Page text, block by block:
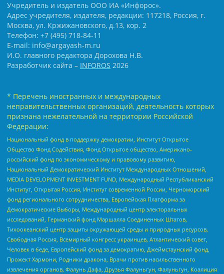
Учредитель и издатель ООО ИА «Инфорос».
Адрес учредителя, издателя, редакции: 117218, Россия, г.
Москва, ул. Кржижановского, д.13, кор. 2
Телефон: +7 (495) 718-84-11
E-mail: info@argayash-m.ru
И.О. главного редактора Дорохова Н.В.
Разработчик сайта – INFOROS 2026
* Перечень иностранных и международных
неправительственных организаций, деятельность которых
признана нежелательной на территории Российской
Федерации:
Национальный фонд в поддержку демократии, Институт Открытое
Общество Фонд Содействия, Фонд Открытое общество, Американо-
российский фонд по экономическому и правовому развитию,
Национальный Демократический Институт Международных Отношений,
MEDIA DEVELOPMENT INVESTMENT FUND, Международный Республиканский
Институт, Открытая Россия, Институт современной России, Черноморский
фонд регионального сотрудничества, Европейская Платформа за
Демократические Выборы, Международный центр электоральных
исследований, Германский фонд Маршалла Соединенных Штатов,
Тихоокеанский центр защиты окружающей среды и природных ресурсов,
Свободная Россия, Всемирный конгресс украинцев, Атлантический совет,
Человек в беде, Европейский фонд за демократию, Джеймстаунский фонд,
Прожект Хармони, Родники дракона, Врачи против насильственного
извлечения органов, Фалунь Дафа, Друзья Фалуньгун, Фалуньгун, Коалиция